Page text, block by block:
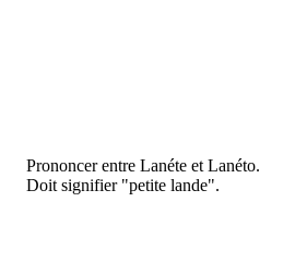
Prononcer entre Lanéte et Lanéto.
Doit signifier "petite lande".